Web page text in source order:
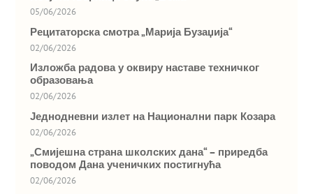
05/06/2026
Рецитаторска смотра „Марија Бузаџија“
02/06/2026
Изложба радова у оквиру наставе техничког
образовања
02/06/2026
Једнодневни излет на Национални парк Козара
02/06/2026
„Смијешна страна школских дана“ – приредба
поводом Дана ученичких постигнућа
02/06/2026